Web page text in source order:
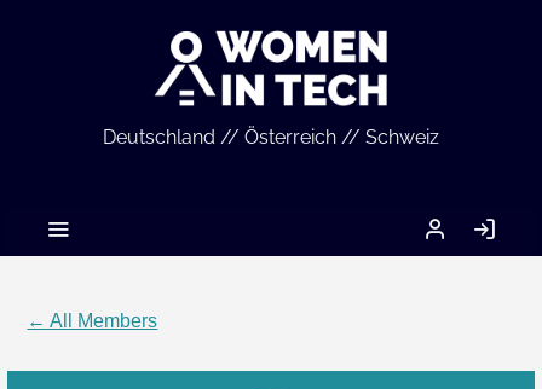
Deutschland // Österreich // Schweiz
MEIN
ACCOUNT
IN
← All Members